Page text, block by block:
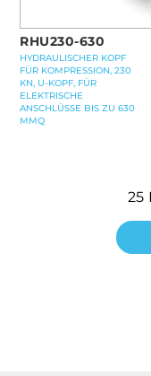
RHU230-630
HYDRAULISCHER KOPF
FÜR KOMPRESSION, 230
KN, U-KOPF, FÜR
ELEKTRISCHE
ANSCHLÜSSE BIS ZU 630
MMQ
25